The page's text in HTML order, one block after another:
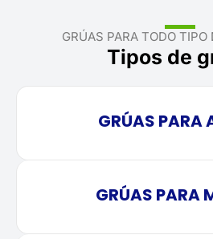
GRÚAS PARA TODO TIPO
Tipos de
GRÚAS PARA
GRÚAS PARA